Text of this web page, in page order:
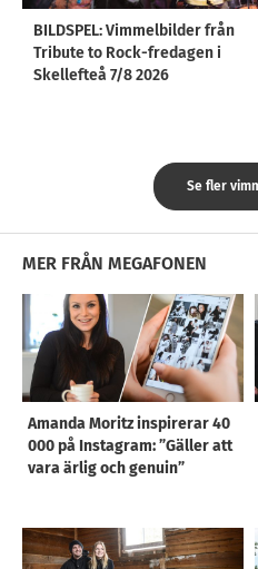
BILDSPEL: Vimmelbilder från
Tribute to Rock-fredagen i
Skellefteå 7/8 2026
Se fler
MER FRÅN MEGAFONEN
Amanda Moritz inspirerar 40
000 på Instagram: ”Gäller att
vara ärlig och genuin”